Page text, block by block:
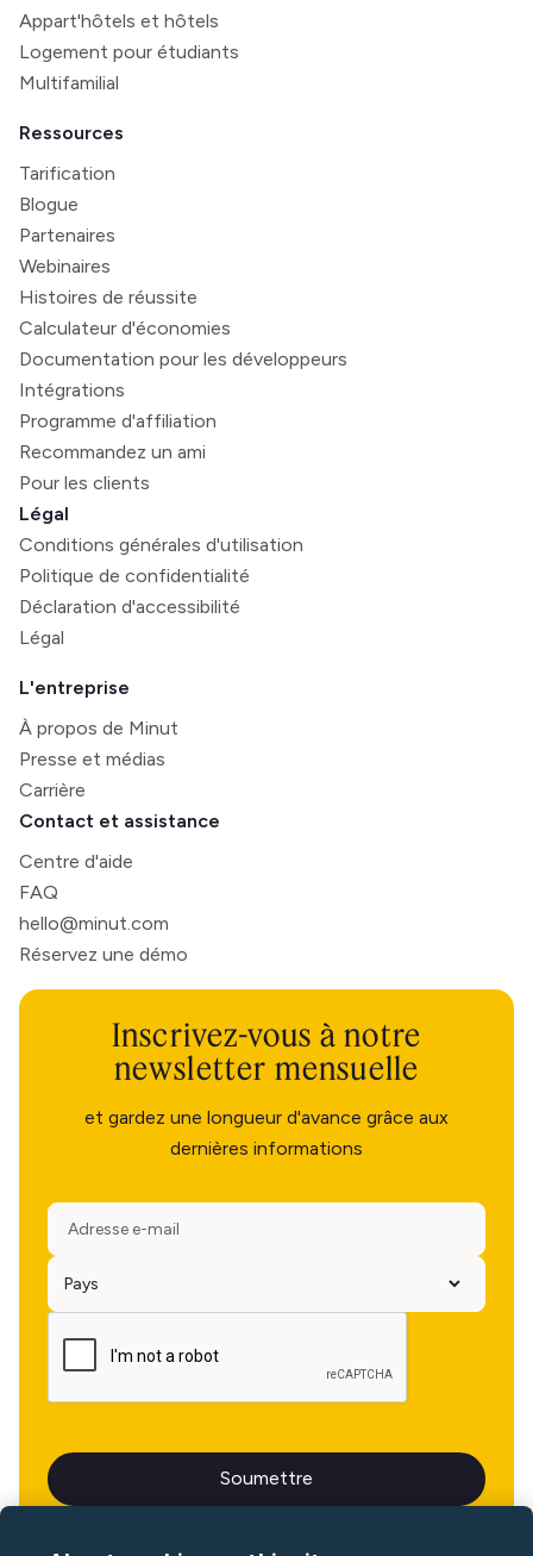
Appart'hôtels et hôtels
Logement pour étudiants
Multifamilial
Ressources
Tarification
Blogue
Partenaires
Webinaires
Histoires de réussite
Calculateur d'économies
Documentation pour les développeurs
Intégrations
Programme d'affiliation
Recommandez un ami
Pour les clients
Légal
Conditions générales d'utilisation
Politique de confidentialité
Déclaration d'accessibilité
Légal
L'entreprise
À propos de Minut
Presse et médias
Carrière
Contact et assistance
Centre d'aide
FAQ
hello@minut.com
Réservez une démo
Inscrivez-vous à notre
newsletter mensuelle
et gardez une longueur d'avance grâce aux
dernières informations